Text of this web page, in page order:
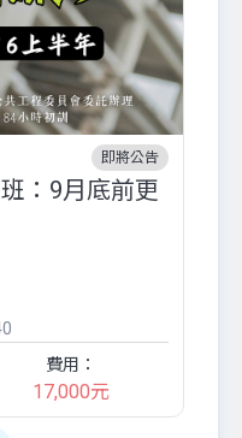
即將公告
：9月底前更
費用：
17,000元